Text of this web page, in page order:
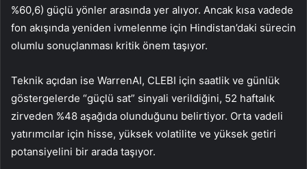
%60,6) güçlü yönler arasında yer alıyor. Ancak kısa vadede
fon akışında yeniden ivmelenme için Hindistan’daki sürecin
olumlu sonuçlanması kritik önem taşıyor.
Teknik açıdan ise WarrenAI, CLEBI için saatlik ve günlük
göstergelerde “güçlü sat” sinyali verildiğini, 52 haftalık
zirveden %48 aşağıda olunduğunu belirtiyor. Orta vadeli
yatırımcılar için hisse, yüksek volatilite ve yüksek getiri
potansiyelini bir arada taşıyor.